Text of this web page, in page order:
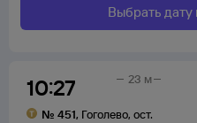
Выбрать дату
10:27
№ 451, Гоголево, ост.
23 м